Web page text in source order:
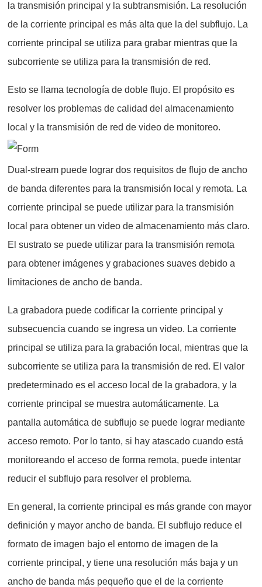
la transmisión principal y la subtransmisión. La resolución
de la corriente principal es más alta que la del subflujo. La
corriente principal se utiliza para grabar mientras que la
subcorriente se utiliza para la transmisión de red.
Esto se llama tecnología de doble flujo. El propósito es
resolver los problemas de calidad del almacenamiento
local y la transmisión de red de video de monitoreo.
Dual-stream puede lograr dos requisitos de flujo de ancho
de banda diferentes para la transmisión local y remota. La
corriente principal se puede utilizar para la transmisión
local para obtener un video de almacenamiento más claro.
El sustrato se puede utilizar para la transmisión remota
para obtener imágenes y grabaciones suaves debido a
limitaciones de ancho de banda.
La grabadora puede codificar la corriente principal y
subsecuencia cuando se ingresa un video. La corriente
principal se utiliza para la grabación local, mientras que la
subcorriente se utiliza para la transmisión de red. El valor
predeterminado es el acceso local de la grabadora, y la
corriente principal se muestra automáticamente. La
pantalla automática de subflujo se puede lograr mediante
acceso remoto. Por lo tanto, si hay atascado cuando está
monitoreando el acceso de forma remota, puede intentar
reducir el subflujo para resolver el problema.
En general, la corriente principal es más grande con mayor
definición y mayor ancho de banda. El subflujo reduce el
formato de imagen bajo el entorno de imagen de la
corriente principal, y tiene una resolución más baja y un
ancho de banda más pequeño que el de la corriente